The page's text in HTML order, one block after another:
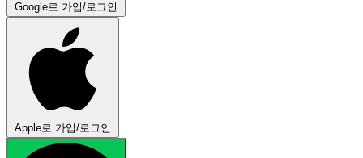
Google로 가입/로그인
Apple로 가입/로그인